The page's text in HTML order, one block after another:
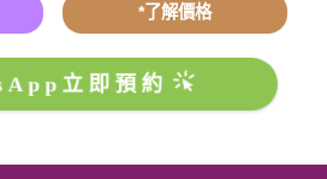
*了解價格
立即預約